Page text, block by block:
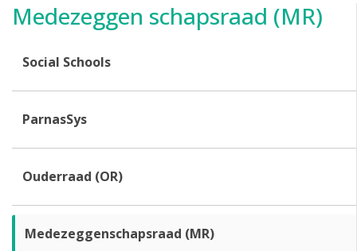
Medezeggen schapsraad (MR)
Social Schools
ParnasSys
Ouderraad (OR)
Medezeggenschapsraad (MR)